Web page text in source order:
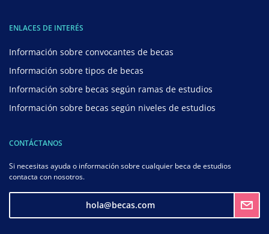
ENLACES DE INTERÉS
Información sobre convocantes de becas
Información sobre tipos de becas
Información sobre becas según ramas de estudios
Información sobre becas según niveles de estudios
CONTÁCTANOS
Si necesitas ayuda o información sobre cualquier beca de estudios
contacta con nosotros.
hola@becas.com